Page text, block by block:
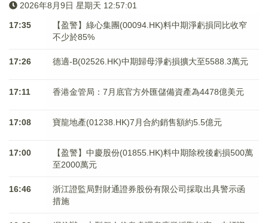
2026年8月9日 星期天 12:57:01
17:35
【盈警】綠心集團(00094.HK)料中期淨虧損同比收窄
不少於85%
17:26 德適-B(02526.HK)中期歸母淨虧損擴大至5588.3萬元
17:11 香港金管局：7月底官方外匯儲備資產為4478億美元
17:08 寶龍地產(01238.HK)7月合約銷售額約5.5億元
17:00
【盈警】中慶股份(01855.HK)料中期除稅後虧損500萬
至2000萬元
16:46
浙江證監局對財通證券股份有限公司採取出具警示函
措施